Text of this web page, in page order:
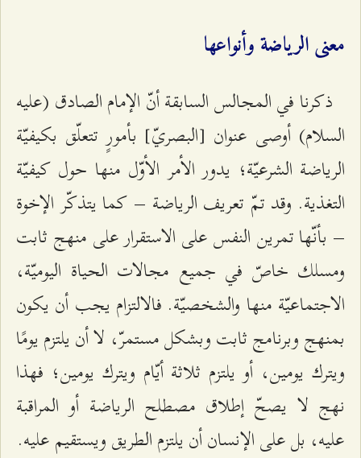
معنى الرياضة وأنواعها
ذكرنا في المجالس السابقة أنّ الإمام الصادق (عليه
السلام) أوصى عنوان [البصريّ] بأمورٍ تتعلّق بكيفيّة
الرياضة الشرعيّة؛ يدور الأمر الأوّل منها حول كيفيّة
التغذية. وقد تمّ تعريف الرياضة – كما يتذكّر الإخوة
– بأنّها تمرين النفس على الاستقرار على منهج ثابت
ومسلك خاصّ في جميع مجالات الحياة اليوميّة،
الاجتماعيّة منها والشخصيّة. فالالتزام يجب أن يكون
بمنهج وبرنامج ثابت وبشكل مستمرّ، لا أن يلتزم يومًا
ويترك يومين، أو يلتزم ثلاثة أيّام ويترك يومين؛ فهذا
نهج لا يصحّ إطلاق مصطلح الرياضة أو المراقبة
عليه، بل على الإنسان أن يلتزم الطريق ويستقيم عليه.